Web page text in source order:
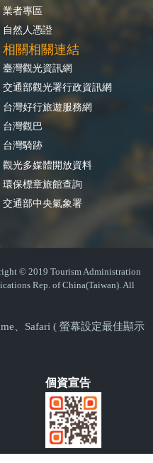
業者專區
自然人憑證
相關相關連結
臺灣觀光資訊網
交通部觀光署行政資訊網
台灣好行旅遊服務網
台灣觀巴
台灣騎跡
觀光多媒體開放資料
環保標章旅館查詢
交通部中央氣象署
© 2019 Tourism Administration
Rep. of China(Taiwan). All
、Safari ( 螢幕設定最佳顯示
個資宣告